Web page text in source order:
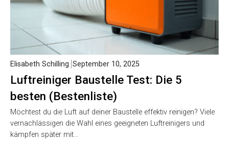
Luftreiniger Baustelle Test: Die 5
besten (Bestenliste)
Elisabeth Schilling September 10, 2025
Möchtest du die Luft auf deiner Baustelle effektiv reinigen? Viele
vernachlässigen die Wahl eines geeigneten Luftreinigers und
kämpfen später mit…